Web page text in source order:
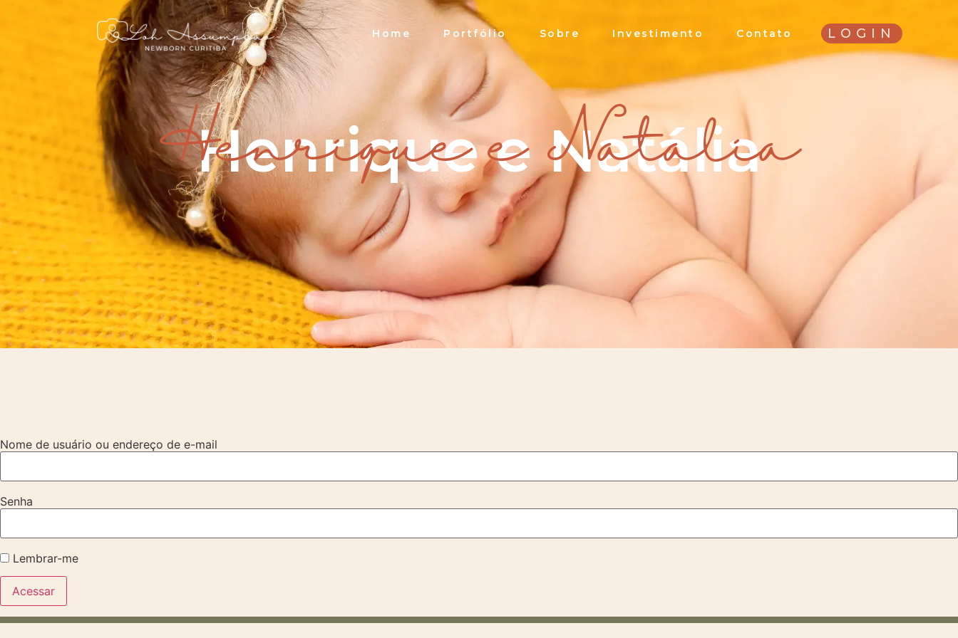
Home Portfólio Sobre Investimento Contato LOGIN
Henrique e Natália
Henrique e Natália
Nome de usuário ou endereço de e-mail
Senha
Lembrar-me